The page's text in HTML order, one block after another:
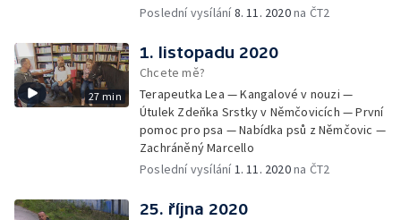
Poslední vysílání8. 11. 2020na ČT2
27 min
1. listopadu 2020
Chcete mě?
Terapeutka Lea — Kangalové v nouzi —
Útulek Zdeňka Srstky v Němčovicích — První
pomoc pro psa — Nabídka psů z Němčovic —
Zachráněný Marcello
Poslední vysílání1. 11. 2020na ČT2
25. října 2020